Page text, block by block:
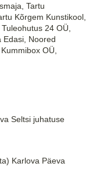
Tartu
Kõrgem Kunstikool,
24 OÜ,
Edasi, Noored
OÜ,
Seltsi juhatuse
Karlova Päeva